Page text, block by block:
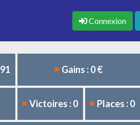
Connexion
Gains : 0 €
Victoires : 0 Places : 0